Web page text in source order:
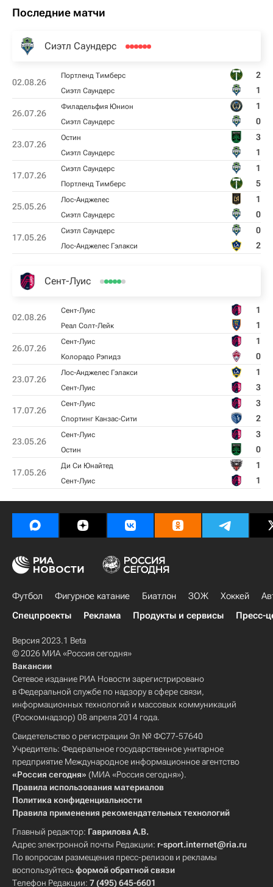
Последние матчи
Сиэтл Саундерс
02.08.26
Портленд Тимберс 2
Сиэтл Саундерс 1
26.07.26
Филадельфия Юнион 1
Сиэтл Саундерс 0
23.07.26
Остин 3
Сиэтл Саундерс 1
17.07.26
Сиэтл Саундерс 1
Портленд Тимберс 5
25.05.26
Лос-Анджелес 1
Сиэтл Саундерс 0
17.05.26
Сиэтл Саундерс 0
Лос-Анджелес Гэлакси 2
Сент-Луис
02.08.26
Сент-Луис 1
Реал Солт-Лейк 1
26.07.26
Сент-Луис 1
Колорадо Рэпидз 0
23.07.26
Лос-Анджелес Гэлакси 1
Сент-Луис 3
17.07.26
Сент-Луис 3
Спортинг Канзас-Сити 2
23.05.26
Сент-Луис 3
Остин 0
17.05.26
Ди Си Юнайтед 1
Сент-Луис 1
Футбол Фигурное катание Биатлон ЗОЖ Хоккей
Спецпроекты
Реклама Продукты и сервисы Пресс-
Версия 2023.1 Beta
© 2026 МИА «Россия сегодня»
Вакансии
Сетевое издание РИА Новости зарегистрировано
в Федеральной службе по надзору в сфере связи,
информационных технологий и массовых коммуникаций
(Роскомнадзор) 08 апреля 2014 года.
Свидетельство о регистрации Эл № ФС77-57640
Учредитель: Федеральное государственное унитарное
предприятие Международное информационное агентство
«Россия сегодня» (МИА «Россия сегодня»).
Правила использования материалов
Политика конфиденциальности
Правила применения рекомендательных технологий
Главный редактор: Гаврилова А.В.
Адрес электронной почты Редакции: r-sport.internet@ria.ru
По вопросам размещения пресс-релизов и рекламы
воспользуйтесьформой обратной связи
Телефон Редакции: 7 (495) 645-6601